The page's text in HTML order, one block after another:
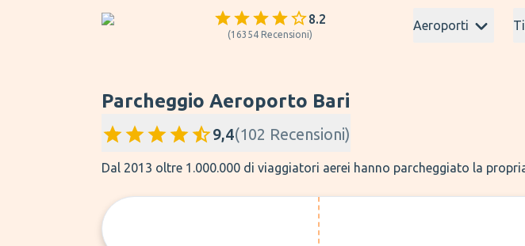
8.2
(16354 Recensioni)
Aeroporti
Parcheggio Aeroporto Bari
9,4(102 Recensioni)
Dal 2013 oltre 1.000.000 di viaggiatori aerei hanno parcheggiato la